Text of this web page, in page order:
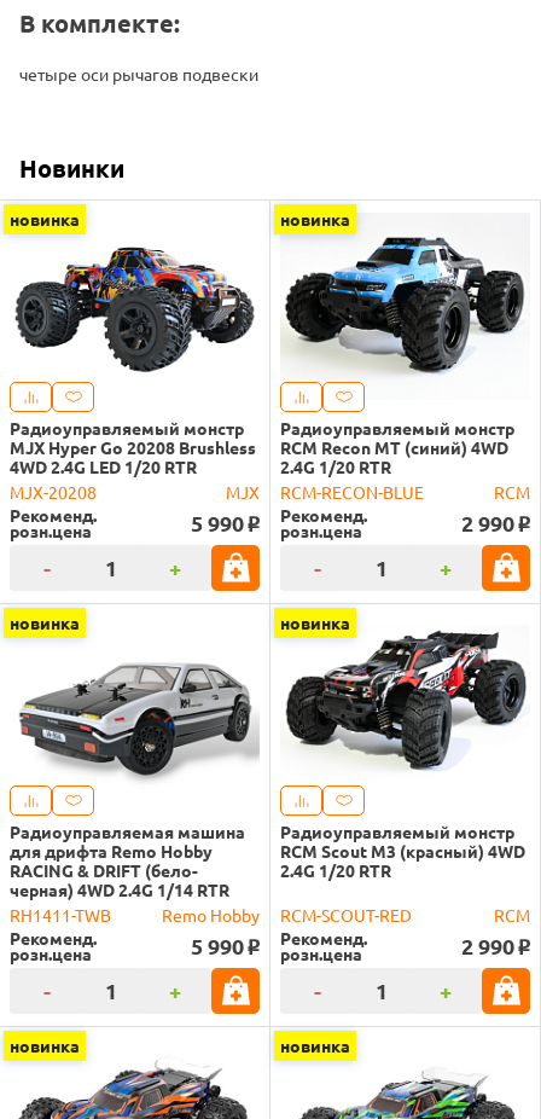
В комплекте:
четыре оси рычагов подвески
Новинки
новинка
Радиоуправляемый монстр
MJX Hyper Go 20208 Brushless
4WD 2.4G LED 1/20 RTR
MJX-20208
MJX
Рекоменд.
розн.цена 5 990 o
- +
новинка
Радиоуправляемый монстр
RCM Recon MT (синий) 4WD
2.4G 1/20 RTR
RCM-RECON-BLUE
RCM
Рекоменд.
розн.цена 2 990 o
- +
новинка
Радиоуправляемая машина
для дрифта Remo Hobby
RACING & DRIFT (бело-
черная) 4WD 2.4G 1/14 RTR
RH1411-TWB
Remo Hobby
Рекоменд.
розн.цена 5 990 o
- +
новинка
Радиоуправляемый монстр
RCM Scout M3 (красный) 4WD
2.4G 1/20 RTR
RCM-SCOUT-RED
RCM
Рекоменд.
розн.цена 2 990 o
- +
новинка новинка